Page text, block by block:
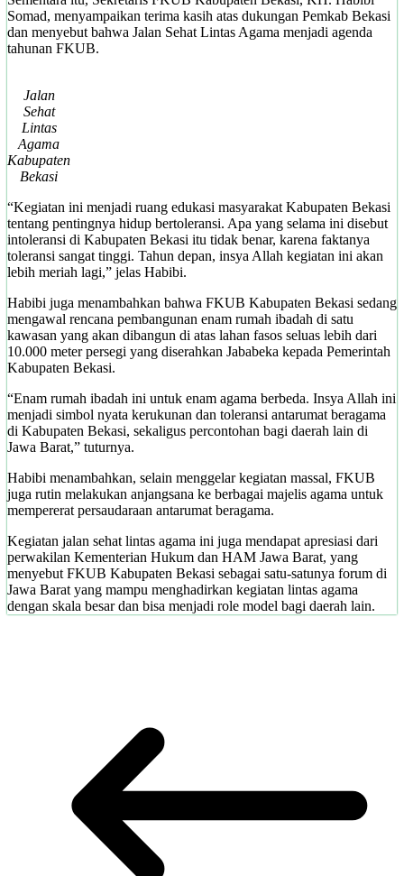
Somad, menyampaikan terima kasih atas dukungan Pemkab Bekasi
dan menyebut bahwa Jalan Sehat Lintas Agama menjadi agenda
tahunan FKUB.
Jalan
Sehat
Lintas
Agama
Kabupaten
Bekasi
“Kegiatan ini menjadi ruang edukasi masyarakat Kabupaten Bekasi
tentang pentingnya hidup bertoleransi. Apa yang selama ini disebut
intoleransi di Kabupaten Bekasi itu tidak benar, karena faktanya
toleransi sangat tinggi. Tahun depan, insya Allah kegiatan ini akan
lebih meriah lagi,” jelas Habibi.
Habibi juga menambahkan bahwa FKUB Kabupaten Bekasi sedang
mengawal rencana pembangunan enam rumah ibadah di satu
kawasan yang akan dibangun di atas lahan fasos seluas lebih dari
10.000 meter persegi yang diserahkan Jababeka kepada Pemerintah
Kabupaten Bekasi.
“Enam rumah ibadah ini untuk enam agama berbeda. Insya Allah ini
menjadi simbol nyata kerukunan dan toleransi antarumat beragama
di Kabupaten Bekasi, sekaligus percontohan bagi daerah lain di
Jawa Barat,” tuturnya.
Habibi menambahkan, selain menggelar kegiatan massal, FKUB
juga rutin melakukan anjangsana ke berbagai majelis agama untuk
mempererat persaudaraan antarumat beragama.
Kegiatan jalan sehat lintas agama ini juga mendapat apresiasi dari
perwakilan Kementerian Hukum dan HAM Jawa Barat, yang
menyebut FKUB Kabupaten Bekasi sebagai satu-satunya forum di
Jawa Barat yang mampu menghadirkan kegiatan lintas agama
dengan skala besar dan bisa menjadi role model bagi daerah lain.